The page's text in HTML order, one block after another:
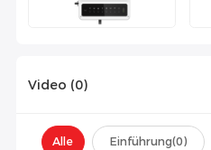
Video (0)
Alle Einführung(0)